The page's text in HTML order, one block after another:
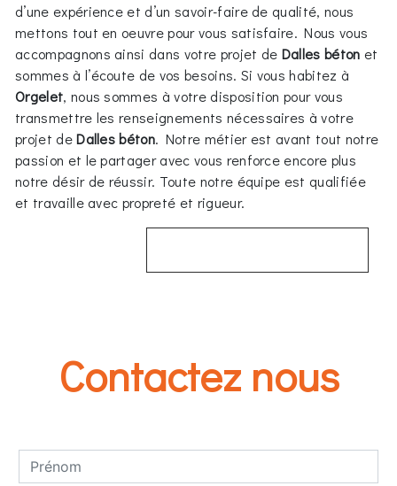
d’une expérience et d’un savoir-faire de qualité, nous
mettons tout en oeuvre pour vous satisfaire. Nous vous
accompagnons ainsi dans votre projet de Dalles béton et
sommes à l’écoute de vos besoins. Si vous habitez à
Orgelet, nous sommes à votre disposition pour vous
transmettre les renseignements nécessaires à votre
projet deDalles béton. Notre métier est avant tout notre
passion et le partager avec vous renforce encore plus
notre désir de réussir. Toute notre équipe est qualifiée
et travaille avec propreté et rigueur.
Contactez nous